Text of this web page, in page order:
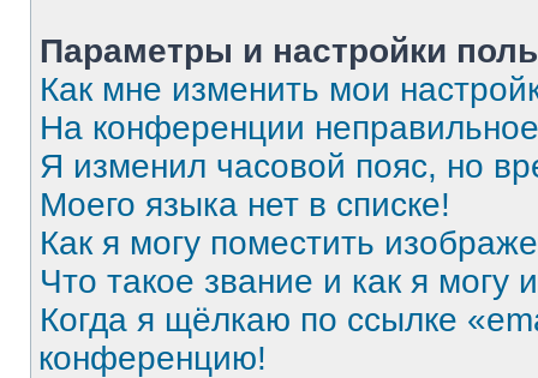
Параметры и настройки
Как мне изменить мои
На конференции
Я изменил часовой пояс, но
Моего языка нет в списке!
Как я могу поместить
Что такое звание и как я могу
Когда я щёлкаю по ссылке
конференцию!